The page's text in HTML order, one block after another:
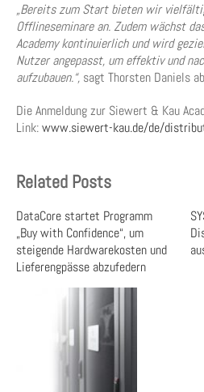
„Bereits zum Start bieten wir
Offlineseminare an. Zudem wächst
Academy kontinuierlich und wird
Nutzer angepasst, um effektiv und
aufzubauen.“, sagt Thorsten Daniels
Die Anmeldung zur Siewert & Kau
Link:www.siewert-kau.de/de/
Related Posts
DataCore startet Programm
„Buy with Confidence“, um
steigende Hardwarekosten und
Lieferengpässe abzufedern